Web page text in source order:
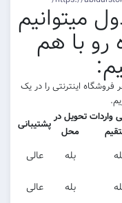
میتوانیم
رو با هم
اینترنتی را در یک
وارداتتحویل در
محل
پشتیبانی
بله
عالی
بله
عالی